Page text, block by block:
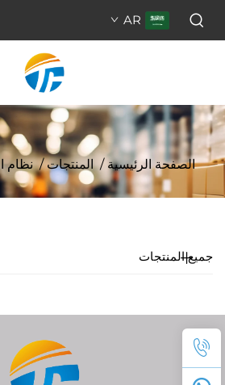
AR
الصفحة الرئيسية /المنتجات/نظام
جميع المنتجات